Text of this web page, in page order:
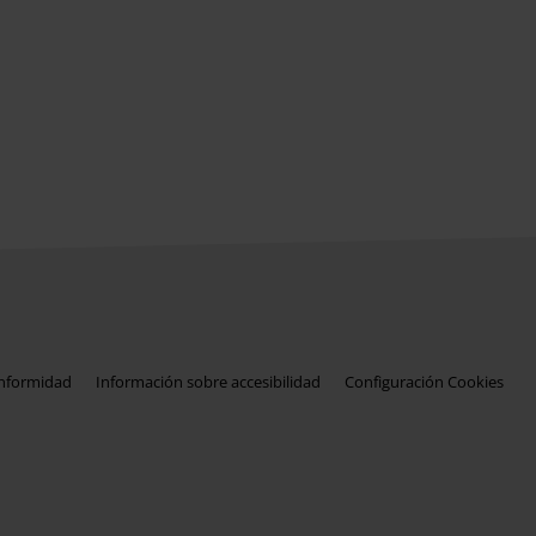
Información sobre accesibilidad Configuración Cookies